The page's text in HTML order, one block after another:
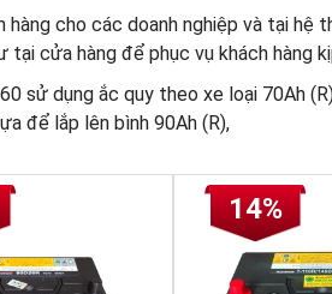
hàng cho các doanh nghiệp và tại
tại cửa hàng để phục vụ khách hàng
sử dụng ắc quy theo xe loại 70Ah
để lắp lên bình 90Ah (R),
14%